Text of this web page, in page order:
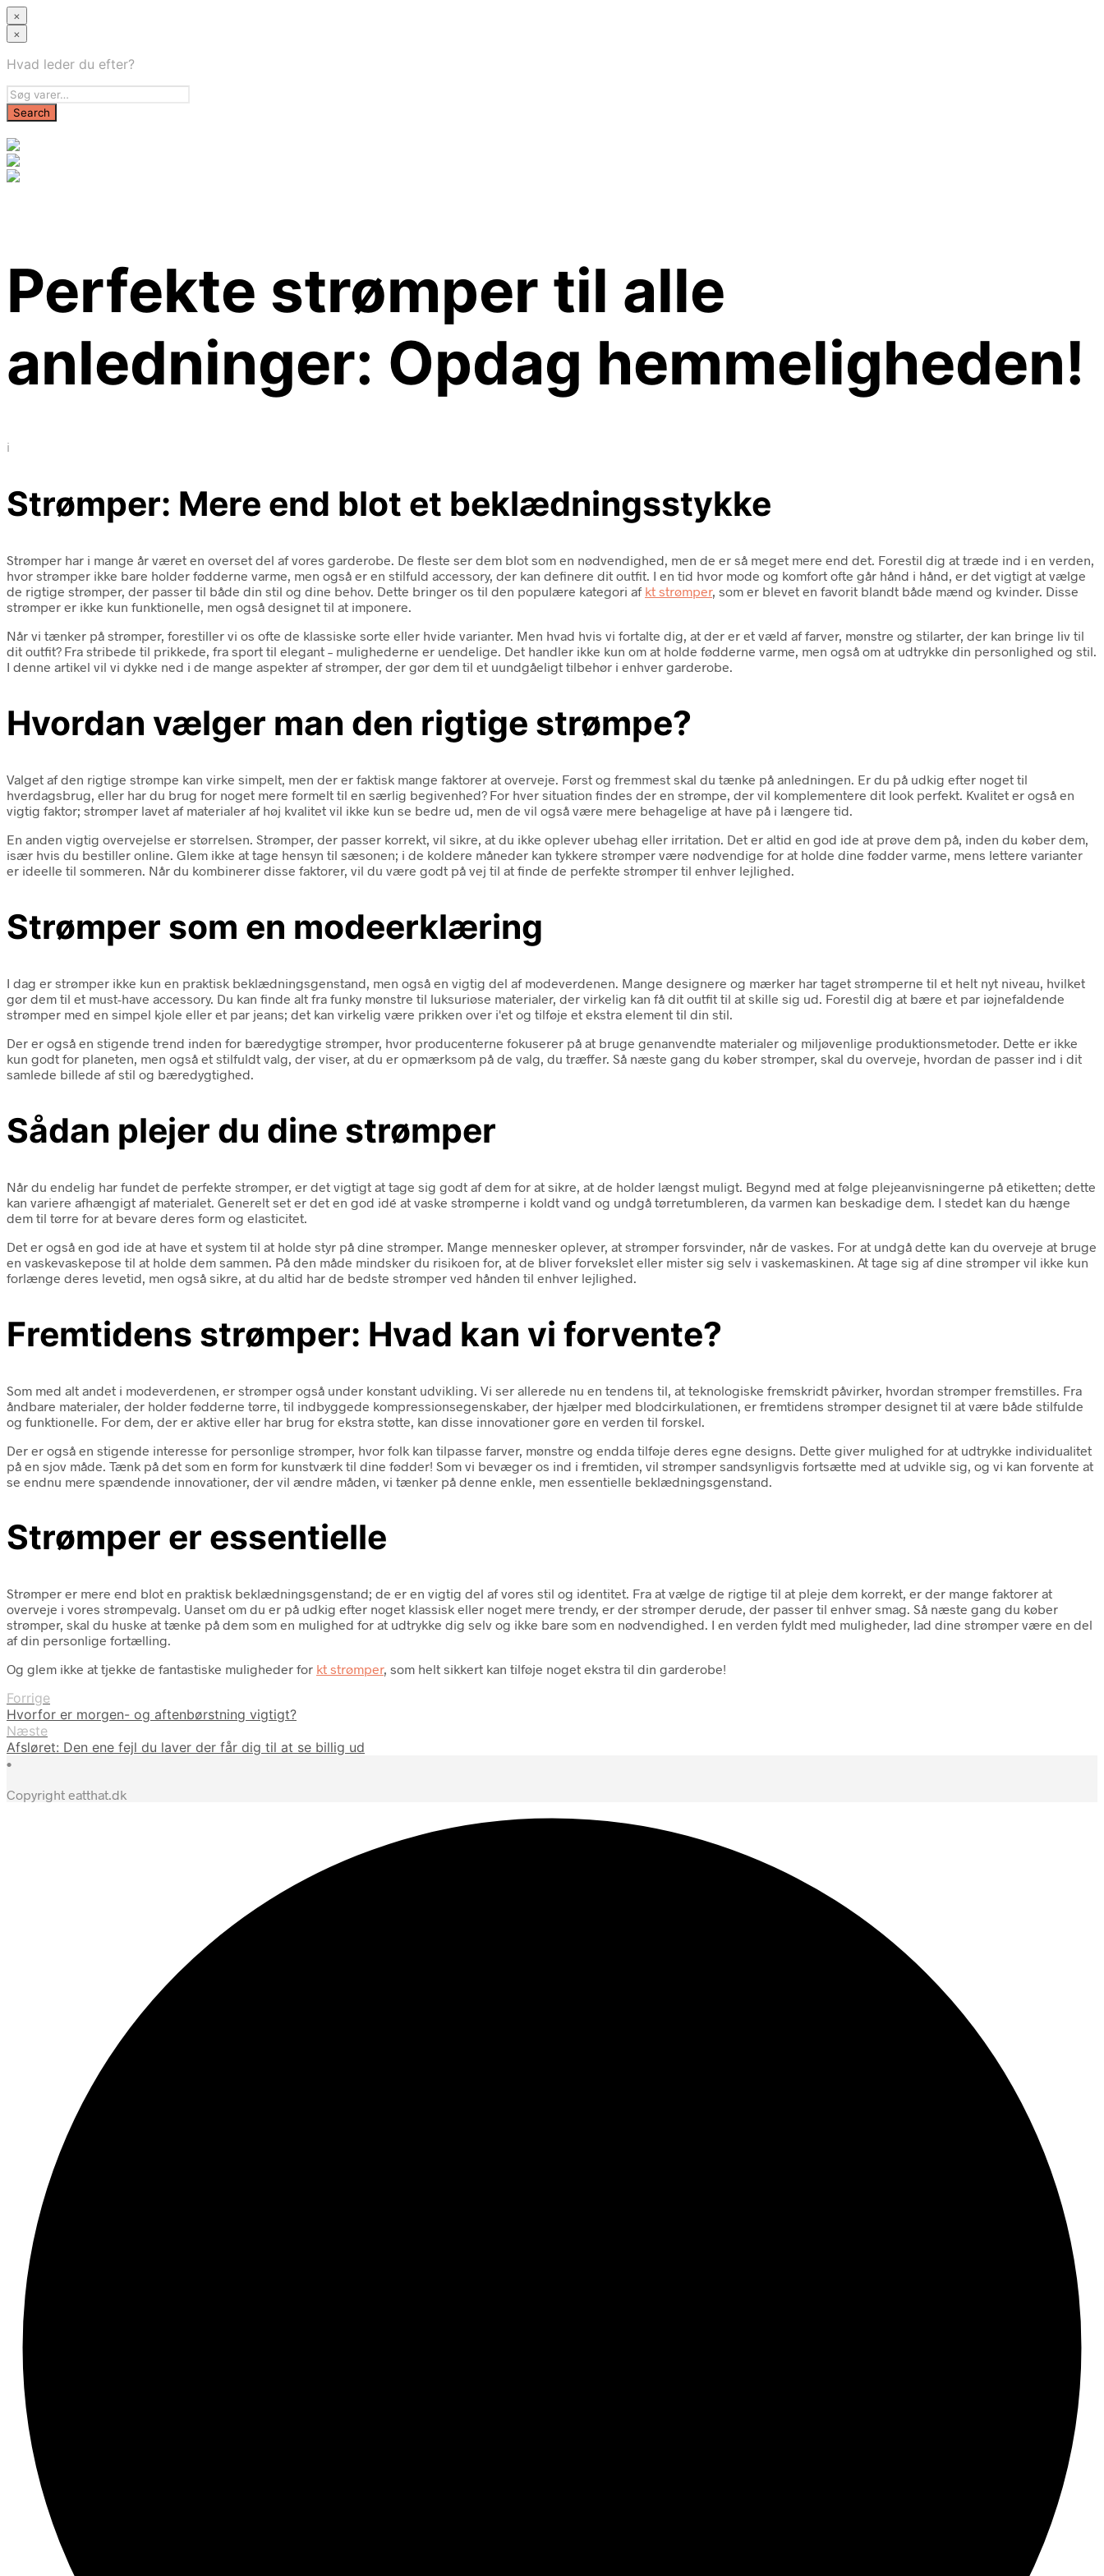
×
×
Hvad leder du efter?
Perfekte strømper til alle
anledninger: Opdag hemmeligheden!
i
Strømper: Mere end blot et beklædningsstykke
Strømper har i mange år været en overset del af vores garderobe. De fleste ser dem blot som en nødvendighed, men de er så meget mere end det. Forestil dig at træde ind i en verden,
hvor strømper ikke bare holder fødderne varme, men også er en stilfuld accessory, der kan definere dit outfit. I en tid hvor mode og komfort ofte går hånd i hånd, er det vigtigt at vælge
de rigtige strømper, der passer til både din stil og dine behov. Dette bringer os til den populære kategori af kt strømper, som er blevet en favorit blandt både mænd og kvinder. Disse
strømper er ikke kun funktionelle, men også designet til at imponere.
Når vi tænker på strømper, forestiller vi os ofte de klassiske sorte eller hvide varianter. Men hvad hvis vi fortalte dig, at der er et væld af farver, mønstre og stilarter, der kan bringe liv til
dit outfit? Fra stribede til prikkede, fra sport til elegant – mulighederne er uendelige. Det handler ikke kun om at holde fødderne varme, men også om at udtrykke din personlighed og stil.
I denne artikel vil vi dykke ned i de mange aspekter af strømper, der gør dem til et uundgåeligt tilbehør i enhver garderobe.
Hvordan vælger man den rigtige strømpe?
Valget af den rigtige strømpe kan virke simpelt, men der er faktisk mange faktorer at overveje. Først og fremmest skal du tænke på anledningen. Er du på udkig efter noget til
hverdagsbrug, eller har du brug for noget mere formelt til en særlig begivenhed? For hver situation findes der en strømpe, der vil komplementere dit look perfekt. Kvalitet er også en
vigtig faktor; strømper lavet af materialer af høj kvalitet vil ikke kun se bedre ud, men de vil også være mere behagelige at have på i længere tid.
En anden vigtig overvejelse er størrelsen. Strømper, der passer korrekt, vil sikre, at du ikke oplever ubehag eller irritation. Det er altid en god ide at prøve dem på, inden du køber dem,
især hvis du bestiller online. Glem ikke at tage hensyn til sæsonen; i de koldere måneder kan tykkere strømper være nødvendige for at holde dine fødder varme, mens lettere varianter
er ideelle til sommeren. Når du kombinerer disse faktorer, vil du være godt på vej til at finde de perfekte strømper til enhver lejlighed.
Strømper som en modeerklæring
I dag er strømper ikke kun en praktisk beklædningsgenstand, men også en vigtig del af modeverdenen. Mange designere og mærker har taget strømperne til et helt nyt niveau, hvilket
gør dem til et must-have accessory. Du kan finde alt fra funky mønstre til luksuriøse materialer, der virkelig kan få dit outfit til at skille sig ud. Forestil dig at bære et par iøjnefaldende
strømper med en simpel kjole eller et par jeans; det kan virkelig være prikken over i'et og tilføje et ekstra element til din stil.
Der er også en stigende trend inden for bæredygtige strømper, hvor producenterne fokuserer på at bruge genanvendte materialer og miljøvenlige produktionsmetoder. Dette er ikke
kun godt for planeten, men også et stilfuldt valg, der viser, at du er opmærksom på de valg, du træffer. Så næste gang du køber strømper, skal du overveje, hvordan de passer ind i dit
samlede billede af stil og bæredygtighed.
Sådan plejer du dine strømper
Når du endelig har fundet de perfekte strømper, er det vigtigt at tage sig godt af dem for at sikre, at de holder længst muligt. Begynd med at følge plejeanvisningerne på etiketten; dette
kan variere afhængigt af materialet. Generelt set er det en god idé at vaske strømperne i koldt vand og undgå tørretumbleren, da varmen kan beskadige dem. I stedet kan du hænge
dem til tørre for at bevare deres form og elasticitet.
Det er også en god ide at have et system til at holde styr på dine strømper. Mange mennesker oplever, at strømper forsvinder, når de vaskes. For at undgå dette kan du overveje at bruge
en vaskevaskepose til at holde dem sammen. På den måde mindsker du risikoen for, at de bliver forvekslet eller mister sig selv i vaskemaskinen. At tage sig af dine strømper vil ikke kun
forlænge deres levetid, men også sikre, at du altid har de bedste strømper ved hånden til enhver lejlighed.
Fremtidens strømper: Hvad kan vi forvente?
Som med alt andet i modeverdenen, er strømper også under konstant udvikling. Vi ser allerede nu en tendens til, at teknologiske fremskridt påvirker, hvordan strømper fremstilles. Fra
åndbare materialer, der holder fødderne tørre, til indbyggede kompressionsegenskaber, der hjælper med blodcirkulationen, er fremtidens strømper designet til at være både stilfulde
og funktionelle. For dem, der er aktive eller har brug for ekstra støtte, kan disse innovationer gøre en verden til forskel.
Der er også en stigende interesse for personlige strømper, hvor folk kan tilpasse farver, mønstre og endda tilføje deres egne designs. Dette giver mulighed for at udtrykke individualitet
på en sjov måde. Tænk på det som en form for kunstværk til dine fødder! Som vi bevæger os ind i fremtiden, vil strømper sandsynligvis fortsætte med at udvikle sig, og vi kan forvente at
se endnu mere spændende innovationer, der vil ændre måden, vi tænker på denne enkle, men essentielle beklædningsgenstand.
Strømper er essentielle
Strømper er mere end blot en praktisk beklædningsgenstand; de er en vigtig del af vores stil og identitet. Fra at vælge de rigtige til at pleje dem korrekt, er der mange faktorer at
overveje i vores strømpevalg. Uanset om du er på udkig efter noget klassisk eller noget mere trendy, er der strømper derude, der passer til enhver smag. Så næste gang du køber
strømper, skal du huske at tænke på dem som en mulighed for at udtrykke dig selv og ikke bare som en nødvendighed. I en verden fyldt med muligheder, lad dine strømper være en del
af din personlige fortælling.
Og glem ikke at tjekke de fantastiske muligheder for kt strømper, som helt sikkert kan tilføje noget ekstra til din garderobe!
Forrige
Hvorfor er morgen- og aftenbørstning vigtigt?
Næste
Afsløret: Den ene fejl du laver der får dig til at se billig ud
•
Copyright eatthat.dk